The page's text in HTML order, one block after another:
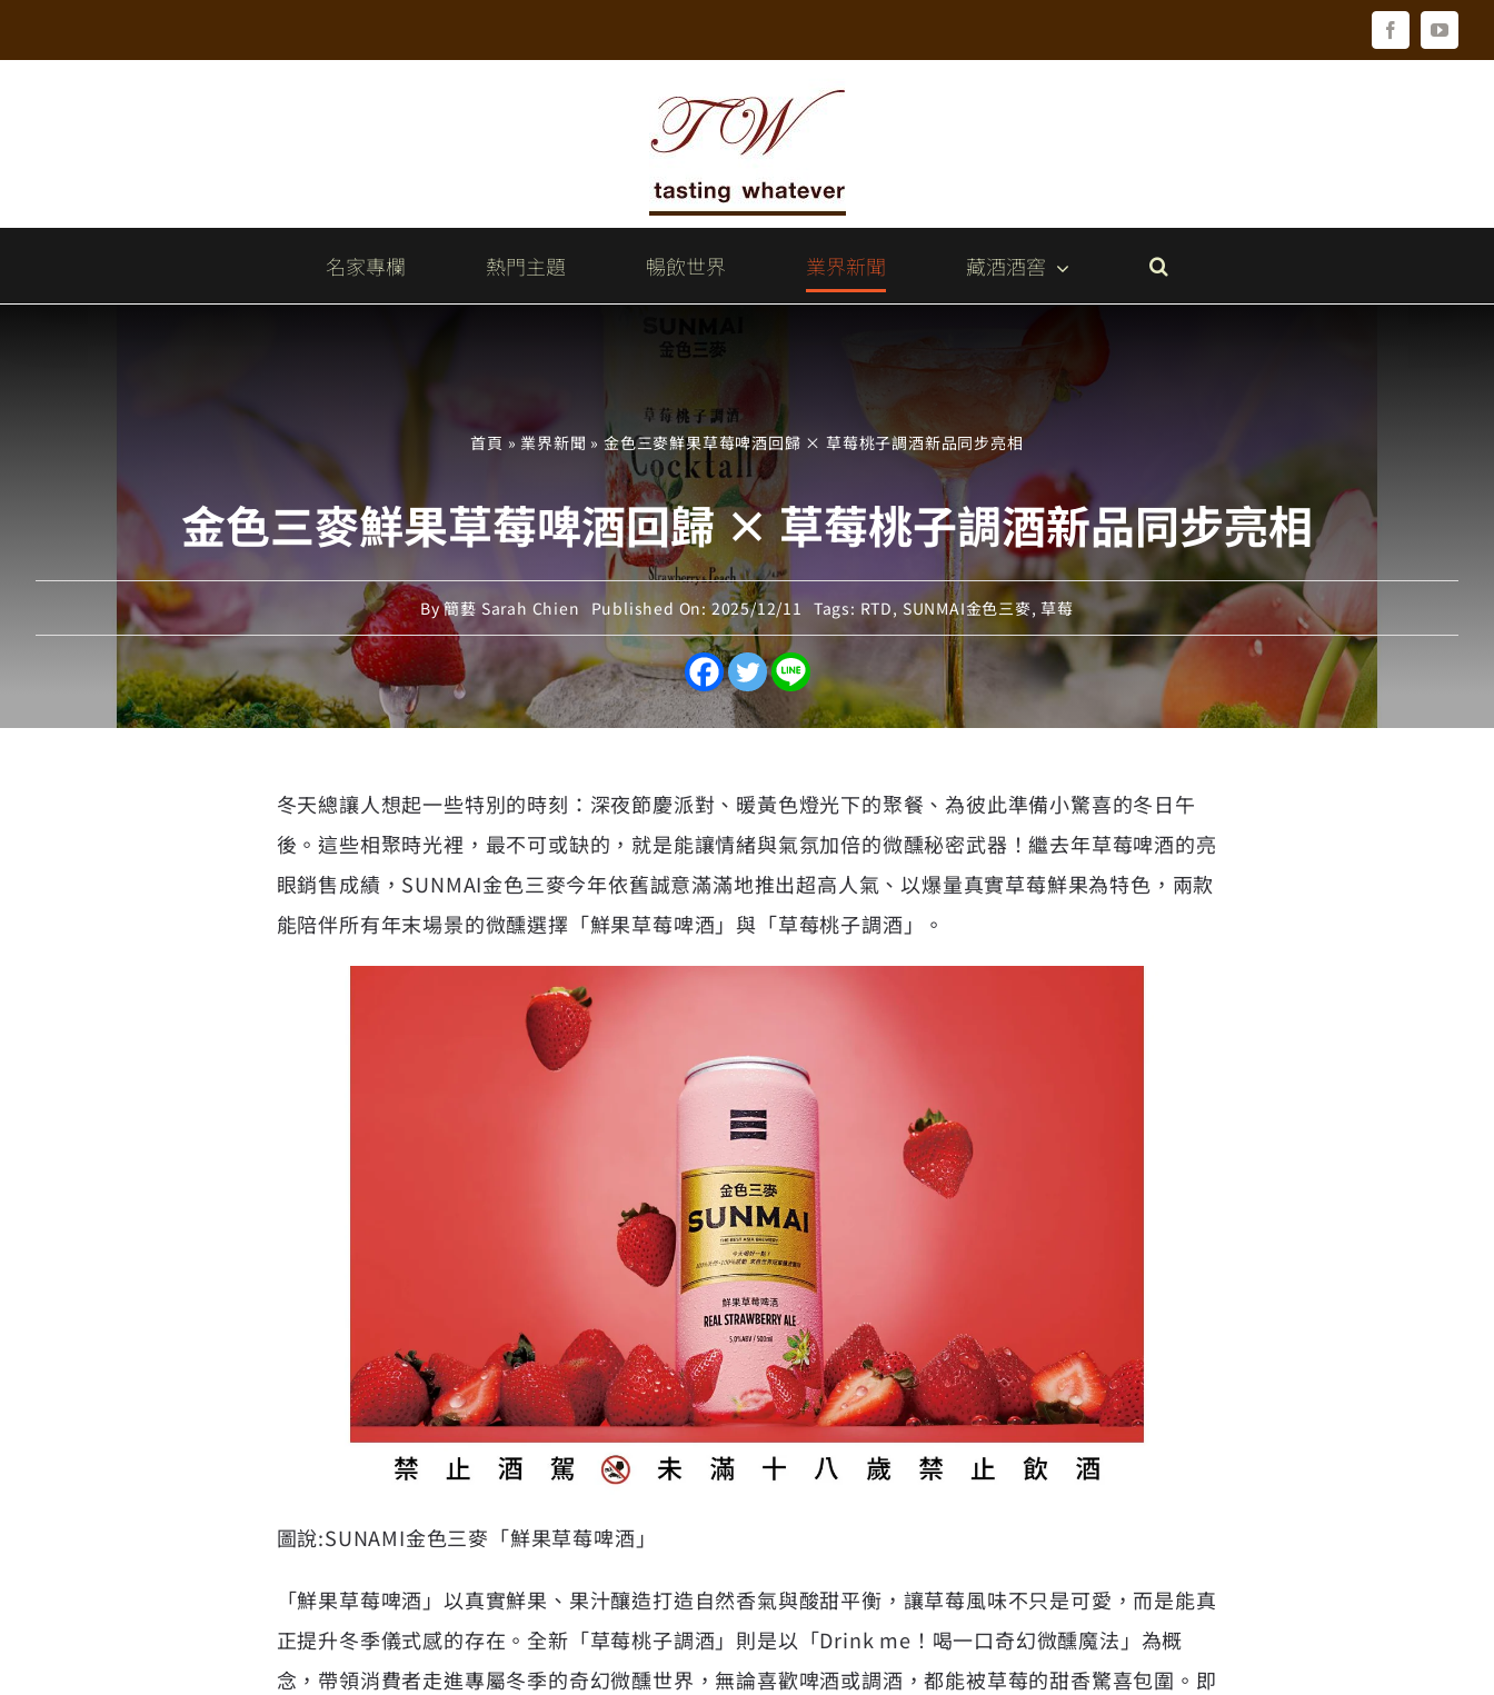
to
Facebook
名家專欄 熱門主題 暢飲世界 業界新聞 藏酒酒窖
首頁 »業界新聞 » 金色三麥鮮果草莓啤酒回歸 × 草莓桃子調酒新品同步亮相
金色三麥鮮果草莓啤酒回歸 × 草莓桃子調酒新品同步亮相
By簡藝 Sarah Chien Published On: 2025/12/11 Tags:RTD, SUNMAI金色三麥,草莓
冬天總讓人想起一些特別的時刻：深夜節慶派對、暖黃色燈光下的聚餐、為彼此準備小驚喜的冬日午
後。這些相聚時光裡，最不可或缺的，就是能讓情緒與氣氛加倍的微醺秘密武器！繼去年草莓啤酒的亮
眼銷售成績，SUNMAI金色三麥今年依舊誠意滿滿地推出超高人氣、以爆量真實草莓鮮果為特色，兩款
能陪伴所有年末場景的微醺選擇「鮮果草莓啤酒」與「草莓桃子調酒」。
圖說:SUNAMI金色三麥「鮮果草莓啤酒」
「鮮果草莓啤酒」以真實鮮果、果汁釀造打造自然香氣與酸甜平衡，讓草莓風味不只是可愛，而是能真
正提升冬季儀式感的存在。全新「草莓桃子調酒」則是以「Drink me！喝一口奇幻微醺魔法」為概
念，帶領消費者走進專屬冬季的奇幻微醺世界，無論喜歡啤酒或調酒，都能被草莓的甜香驚喜包圍。即